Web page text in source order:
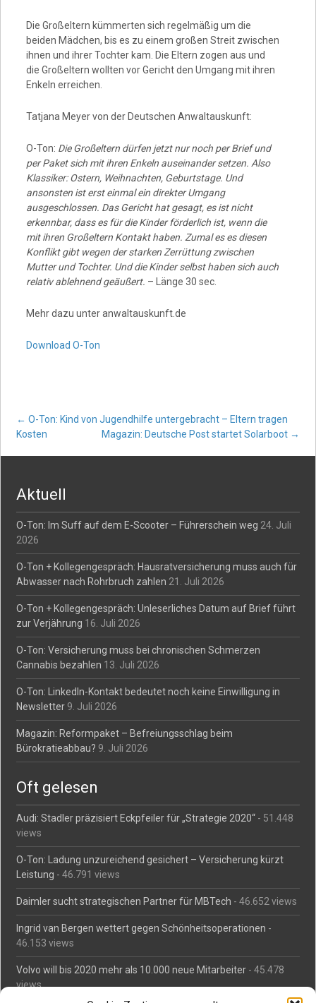
Die Großeltern kümmerten sich regelmäßig um die
beiden Mädchen, bis es zu einem großen Streit zwischen
ihnen und ihrer Tochter kam. Die Eltern zogen aus und
die Großeltern wollten vor Gericht den Umgang mit ihren
Enkeln erreichen.
Tatjana Meyer von der Deutschen Anwaltauskunft:
O-Ton: Die Großeltern dürfen jetzt nur noch per Brief und
per Paket sich mit ihren Enkeln auseinander setzen. Also
Klassiker: Ostern, Weihnachten, Geburtstage. Und
ansonsten ist erst einmal ein direkter Umgang
ausgeschlossen. Das Gericht hat gesagt, es ist nicht
erkennbar, dass es für die Kinder förderlich ist, wenn die
mit ihren Großeltern Kontakt haben. Zumal es es diesen
Konflikt gibt wegen der starken Zerrüttung zwischen
Mutter und Tochter. Und die Kinder selbst haben sich auch
relativ ablehnend geäußert. – Länge 30 sec.
Mehr dazu unter anwaltauskunft.de
Download O-Ton
Post
← O-Ton: Kind von Jugendhilfe untergebracht – Eltern tragen
Kosten
Magazin: Deutsche Post startet Solarboot →
Aktuell
O-Ton: Im Suff auf dem E-Scooter – Führerschein weg 24. Juli
2026
O-Ton + Kollegengespräch: Hausratversicherung muss auch für
Abwasser nach Rohrbruch zahlen 21. Juli 2026
O-Ton + Kollegengespräch: Unleserliches Datum auf Brief führt
zur Verjährung 16. Juli 2026
O-Ton: Versicherung muss bei chronischen Schmerzen
Cannabis bezahlen 13. Juli 2026
O-Ton: LinkedIn-Kontakt bedeutet noch keine Einwilligung in
Newsletter 9. Juli 2026
Magazin: Reformpaket – Befreiungsschlag beim
Bürokratieabbau? 9. Juli 2026
Oft gelesen
Audi: Stadler präzisiert Eckpfeiler für „Strategie 2020“ - 51.448
views
O-Ton: Ladung unzureichend gesichert – Versicherung kürzt
Leistung - 46.791 views
Daimler sucht strategischen Partner für MBTech - 46.652 views
Ingrid van Bergen wettert gegen Schönheitsoperationen -
46.153 views
Volvo will bis 2020 mehr als 10.000 neue Mitarbeiter - 45.478
views